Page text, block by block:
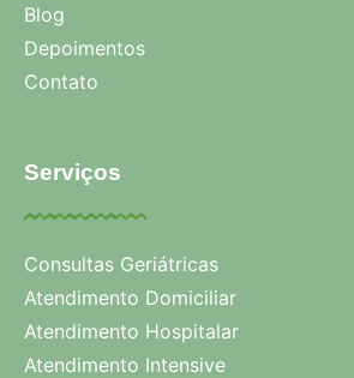
Blog
Depoimentos
Contato
Serviços
Consultas Geriátricas
Atendimento Domiciliar
Atendimento Hospitalar
Atendimento Intensive